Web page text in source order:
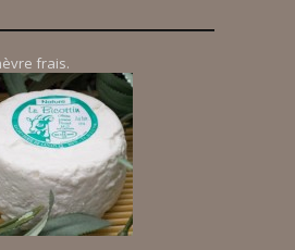
frais.